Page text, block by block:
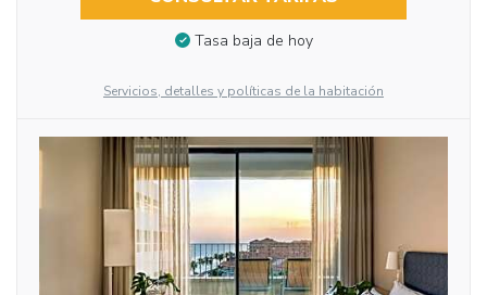
Tasa baja de hoy
Servicios, detalles y políticas de la habitación